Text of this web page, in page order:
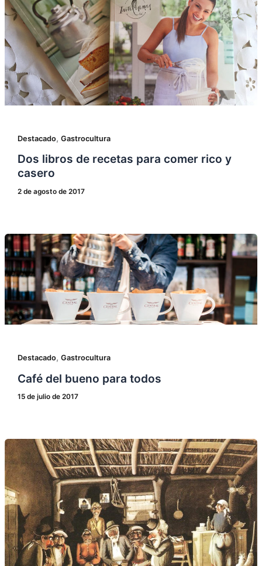
Destacado, Gastrocultura
Dos libros de recetas para comer rico y
casero
2 de agosto de 2017
Destacado, Gastrocultura
Café del bueno para todos
15 de julio de 2017